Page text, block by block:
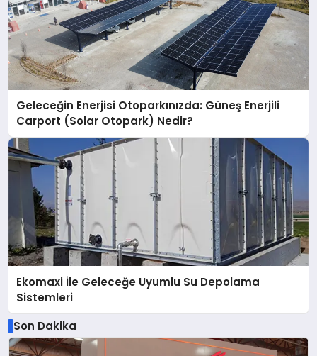
Geleceğin Enerjisi Otoparkınızda: Güneş Enerjili
Carport (Solar Otopark) Nedir?
Ekomaxi İle Geleceğe Uyumlu Su Depolama
Sistemleri
Son Dakika